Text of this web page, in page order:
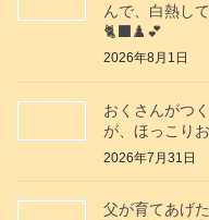
んで、白熱し
🐈‍⬛♟️💕
2026年8月1日
おくさんがつ
が、ほっこり
2026年7月31日
父が育てあげ